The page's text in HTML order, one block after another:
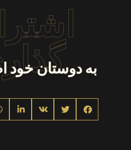
به دوستان خود